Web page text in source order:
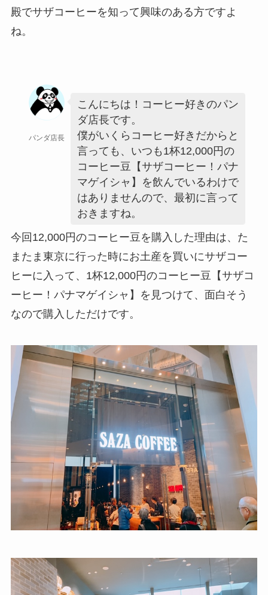
殿でサザコーヒーを知って興味のある方ですよ
ね。
パンダ店長
こんにちは！コーヒー好きのパン
ダ店長です。
僕がいくらコーヒー好きだからと
言っても、いつも1杯12,000円の
コーヒー豆【サザコーヒー！パナ
マゲイシャ】を飲んでいるわけで
はありませんので、最初に言って
おきますね。
今回12,000円のコーヒー豆を購入した理由は、た
またま東京に行った時にお土産を買いにサザコー
ヒーに入って、1杯12,000円のコーヒー豆【サザコ
ーヒー！パナマゲイシャ】を見つけて、面白そう
なので購入しただけです。